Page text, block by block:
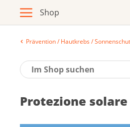
Archiv
Broschüren /
Produkte
Prävention / Hautkrebs /
Protezione solare